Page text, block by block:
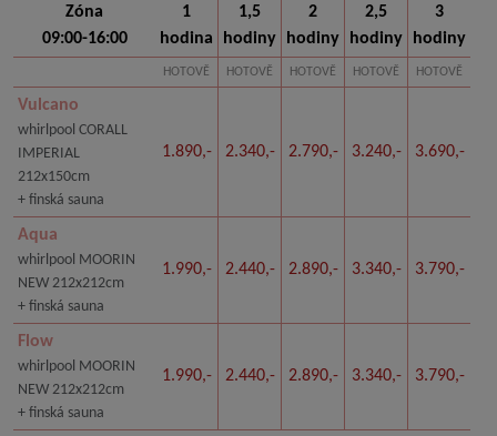
Zóna
09:00-16:00
1
hodina
1,5
hodiny
2
hodiny
2,5
hodiny
3
hodiny
HOTOVĚ HOTOVĚ HOTOVĚ HOTOVĚ HOTOVĚ
Vulcano
whirlpool CORALL
IMPERIAL
212x150cm
+ finská sauna
1.890,- 2.340,- 2.790,- 3.240,- 3.690,-
Aqua
whirlpool MOORIN
NEW 212x212cm
+ finská sauna
1.990,- 2.440,- 2.890,- 3.340,- 3.790,-
Flow
whirlpool MOORIN
NEW 212x212cm
+ finská sauna
1.990,- 2.440,- 2.890,- 3.340,- 3.790,-